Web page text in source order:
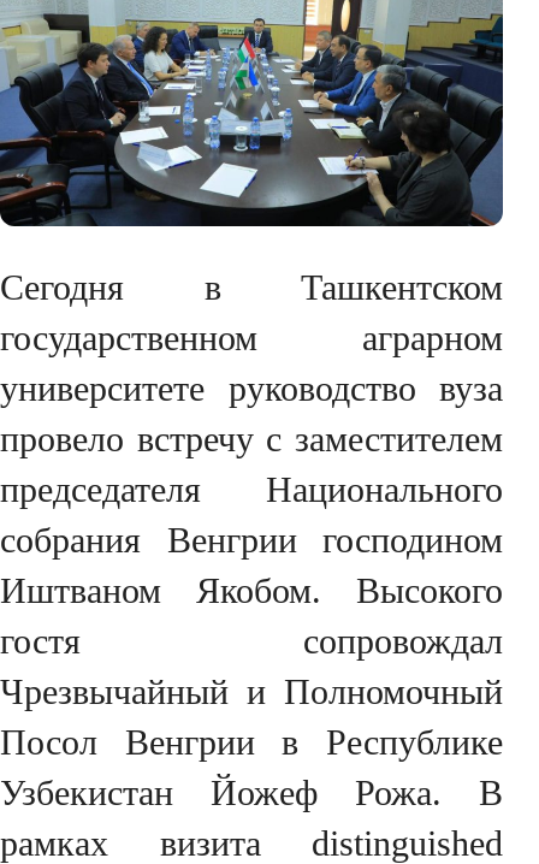
Сегодня в Ташкентском
государственном аграрном
университете руководство вуза
провело встречу с заместителем
председателя Национального
собрания Венгрии господином
Иштваном Якобом. Высокого
гостя сопровождал
Чрезвычайный и Полномочный
Посол Венгрии в Республике
Узбекистан Йожеф Рожа. В
рамках визита distinguished